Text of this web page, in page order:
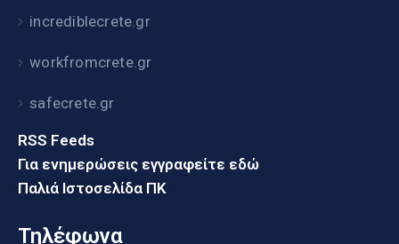
incrediblecrete.gr
workfromcrete.gr
safecrete.gr
RSS Feeds
Για ενημερώσεις εγγραφείτε εδώ
Παλιά Ιστοσελίδα ΠΚ
Τηλέφωνα